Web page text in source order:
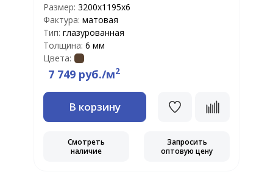
Размер: 3200х1195х6
Фактура: матовая
Тип: глазурованная
Толщина: 6 мм
Цвета:
7 749 руб./м2
В корзину
Смотреть
наличие
Запросить
оптовую цену